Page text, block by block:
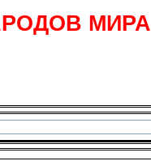
МИРА